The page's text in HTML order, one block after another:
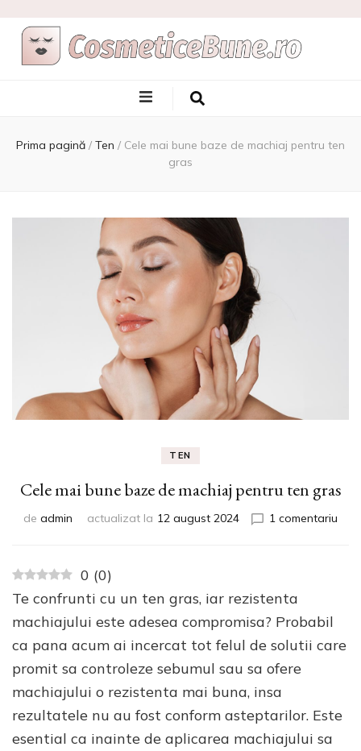
Cele Mai Bune
Produse
Prima pagină / Ten / Cele mai bune baze de machiaj pentru ten
gras
TEN
Cele mai bune baze de machiaj pentru ten gras
de admin actualizat la 12 august 2024 1 comentariu
ten
0 (0)
Te confrunti cu un ten gras, iar rezistenta
machiajului este adesea compromisa? Probabil
ca pana acum ai incercat tot felul de solutii care
promit sa controleze sebumul sau sa ofere
machiajului o rezistenta mai buna, insa
rezultatele nu au fost conform asteptarilor. Este
esential ca inainte de aplicarea machiajului sa